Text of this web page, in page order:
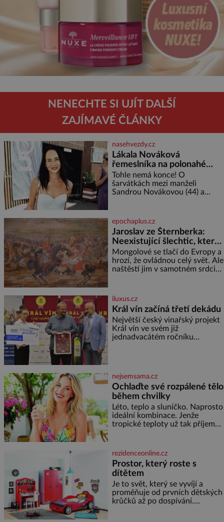
NENECHTE SI UJÍT DALŠÍ
ZAJÍMAVÉ ČLÁNKY
nasehvezdy.cz
Lákala Nováková
řemeslníka na polonahé
tělo!
Tohle nemá konce! O
šarvátkách mezi manželi
Sandrou Novákovou (44) a
by doufal, že horká zem u
herečky ze seriálu Ulice a
režiséra vychladne,
epochaplus.cz
Jaroslav ze Šternberka:
Neexistující šlechtic, který
z Moravy vyžene Mongoly
Mongolové se tlačí do Evropy a
hrozí, že ovládnou celý svět. Ale
naštěstí jim v samotném srdci
dobyvatelské hordy zastavit. Co
nedokáže žádná z asijských říší,
co nedokážou Němci – to
dokáže český král. Nebo že by
ne? Mongolové od roku 1223
postupují podél Kaspického a
iluxus.cz
Král vín začíná třetí dekádu
Největší český vinařský projekt
Král vín ve svém již
jednadvacátém ročníku
nejsemsama.cz
Ochlaďte své rozpálené tělo
během chvilky
Léto, teplo a sluníčko. Naprosto
ideální kombinace. Jenže
tropické teploty už tak příjemné
dyž se nám tropy zaryjí pod
kůži, hledáme úlevu v bazénu
nebo pomocí klimatizace. Jenže
ne vždycky můžeme být v jejich
blízkosti. Nemusíte však zoufat.
Pokud budete mít promyšlený
jídelníček, žadné pařáky si na
rezidenceonline.cz
Prostor, který roste s
dítětem
Je to svět, který se vyvíjí a
proměňuje od prvních dětských
krůčků až po dospívání.